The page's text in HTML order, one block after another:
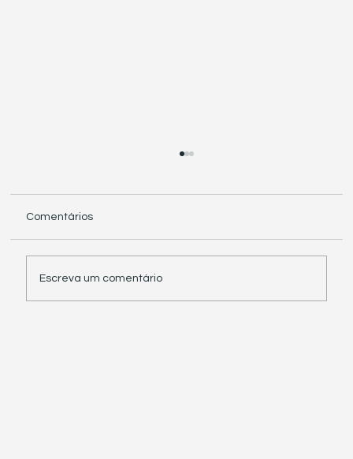
Comentários
Escreva um comentário